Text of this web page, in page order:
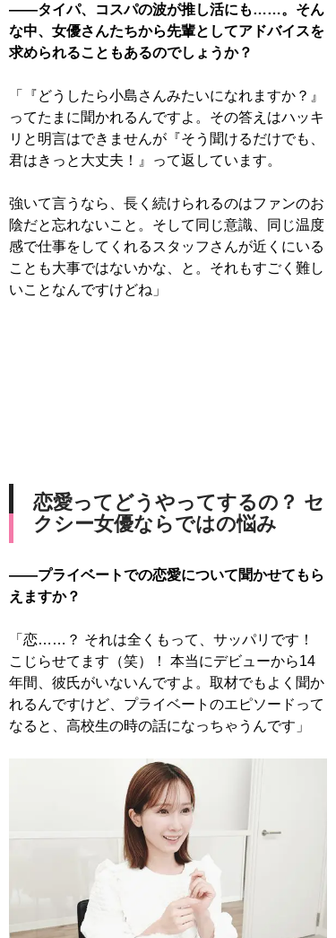
――タイパ、コスパの波が推し活にも……。そん
な中、女優さんたちから先輩としてアドバイスを
求められることもあるのでしょうか？
「『どうしたら小島さんみたいになれますか？』
ってたまに聞かれるんですよ。その答えはハッキ
リと明言はできませんが『そう聞けるだけでも、
君はきっと大丈夫！』って返しています。
強いて言うなら、長く続けられるのはファンのお
陰だと忘れないこと。そして同じ意識、同じ温度
感で仕事をしてくれるスタッフさんが近くにいる
ことも大事ではないかな、と。それもすごく難し
いことなんですけどね」
恋愛ってどうやってするの？ セ
クシー女優ならではの悩み
――プライベートでの恋愛について聞かせてもら
えますか？
「恋……？ それは全くもって、サッパリです！
こじらせてます（笑）！ 本当にデビューから14
年間、彼氏がいないんですよ。取材でもよく聞か
れるんですけど、プライベートのエピソードって
なると、高校生の時の話になっちゃうんです」